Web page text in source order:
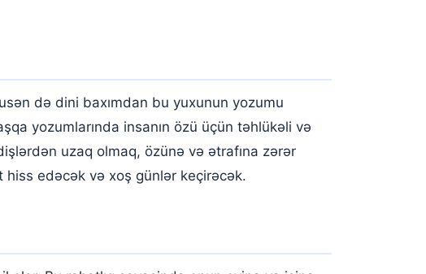
də dini baxımdan bu yuxunun yozumu
yozumlarında insanın özü üçün təhlükəli və
uzaq olmaq, özünə və ətrafına zərər
edəcək və xoş günlər keçirəcək.